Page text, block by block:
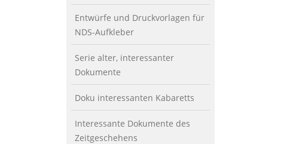
Entwürfe und Druckvorlagen für
NDS-Aufkleber
Serie alter, interessanter
Dokumente
Doku interessanten Kabaretts
Interessante Dokumente des
Zeitgeschehens